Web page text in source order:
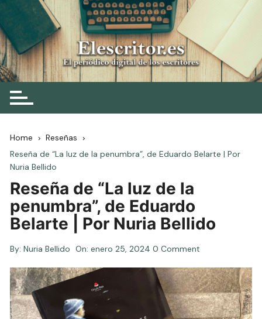
Skip
to
content
Elescritor.es
El periódico digital de los escritores
Home
Reseñas
Reseña de “La luz de la penumbra”, de Eduardo Belarte | Por
Nuria Bellido
Reseña de “La luz de la
penumbra”, de Eduardo
Belarte | Por Nuria Bellido
By: Nuria Bellido On:enero 25, 2024 0 Comment